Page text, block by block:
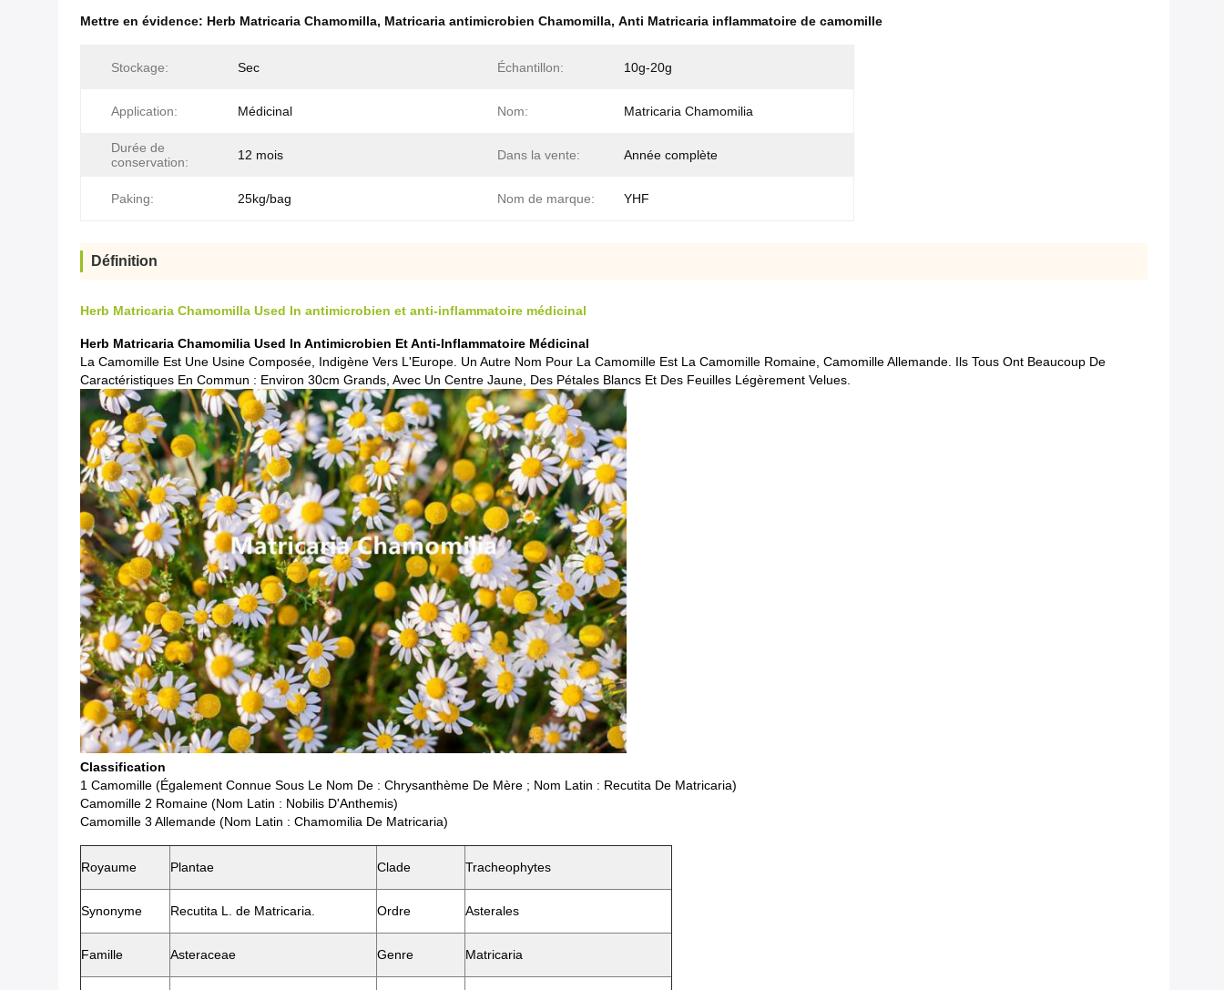
Mettre en évidence: Herb Matricaria Chamomilla, Matricaria antimicrobien Chamomilla, Anti Matricaria inflammatoire de camomille
Stockage: Sec Échantillon: 10g-20g
Application: Médicinal Nom: Matricaria Chamomilia
Durée de
conservation:
12 mois Dans la vente: Année complète
Paking: 25kg/bag Nom de marque: YHF
Définition
Herb Matricaria Chamomilla Used In antimicrobien et anti-inflammatoire médicinal
Herb Matricaria Chamomilia Used In Antimicrobien Et Anti-Inflammatoire Médicinal
La Camomille Est Une Usine Composée, Indigène Vers L'Europe. Un Autre Nom Pour La Camomille Est La Camomille Romaine, Camomille Allemande. Ils Tous Ont Beaucoup De
Caractéristiques En Commun : Environ 30cm Grands, Avec Un Centre Jaune, Des Pétales Blancs Et Des Feuilles Légèrement Velues.
Classification
1 Camomille (également Connue Sous Le Nom De : Chrysanthème De Mère ; Nom Latin : Recutita De Matricaria)
Camomille 2 Romaine (nom Latin : Nobilis D'Anthemis)
Camomille 3 Allemande (nom Latin : Chamomilia De Matricaria)
Royaume Plantae Clade Tracheophytes
Synonyme Recutita L. de Matricaria. Ordre Asterales
Famille Asteraceae Genre Matricaria